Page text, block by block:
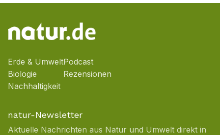
Erde & Umwelt
Biologie
Nachhaltigkeit
Podcast
Rezensionen
natur-Newsletter
Aktuelle Nachrichten aus Natur und Umwelt direkt in